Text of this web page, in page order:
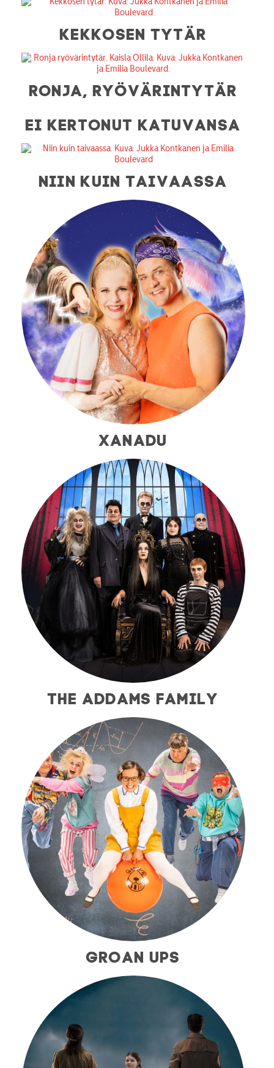
KEKKOSEN TYTÄR
RONJA, RYÖVÄRINTYTÄR
EI KERTONUT KATUVANSA
NIIN KUIN TAIVAASSA
XANADU
THE ADDAMS FAMILY
GROAN UPS